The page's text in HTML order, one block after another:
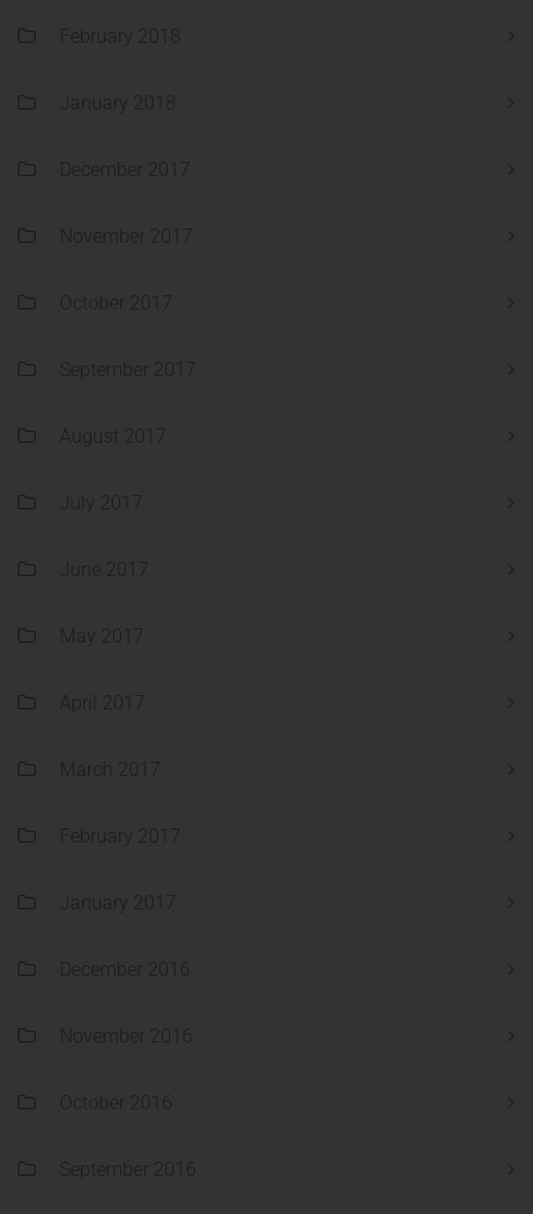
February 2018
January 2018
December 2017
November 2017
October 2017
September 2017
August 2017
July 2017
June 2017
May 2017
April 2017
March 2017
February 2017
January 2017
December 2016
November 2016
October 2016
September 2016